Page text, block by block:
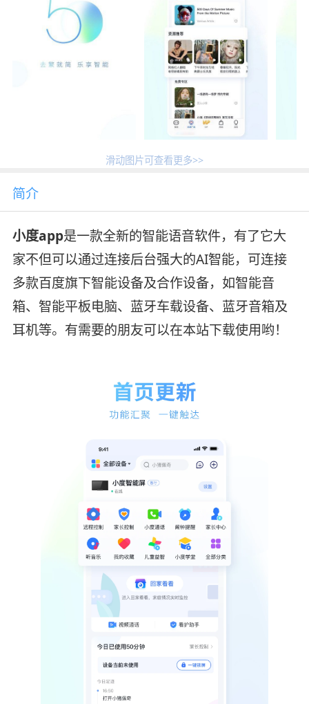
滑动图片可查看更多>>
简介
小度app是一款全新的智能语音软件，有了它大
家不但可以通过连接后台强大的AI智能，可连接
多款百度旗下智能设备及合作设备，如智能音
箱、智能平板电脑、蓝牙车载设备、蓝牙音箱及
耳机等。有需要的朋友可以在本站下载使用哟！